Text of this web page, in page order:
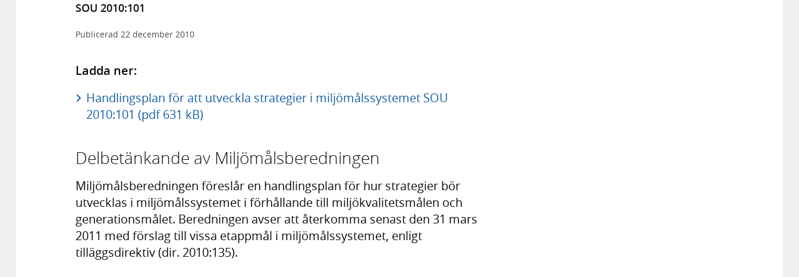
SOU 2010:101
Publicerad 22 december 2010
Ladda ner:
Handlingsplan för att utveckla strategier i miljömålssystemet SOU
2010:101 (pdf 631 kB)
Delbetänkande av Miljömålsberedningen
Miljömålsberedningen föreslår en handlingsplan för hur strategier bör
utvecklas i miljömålssystemet i förhållande till miljökvalitetsmålen och
generationsmålet. Beredningen avser att återkomma senast den 31 mars
2011 med förslag till vissa etappmål i miljömålssystemet, enligt
tilläggsdirektiv (dir. 2010:135).